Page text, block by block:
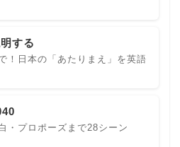
する
！日本の「あたりまえ」を英語
・プロポーズまで28シーン